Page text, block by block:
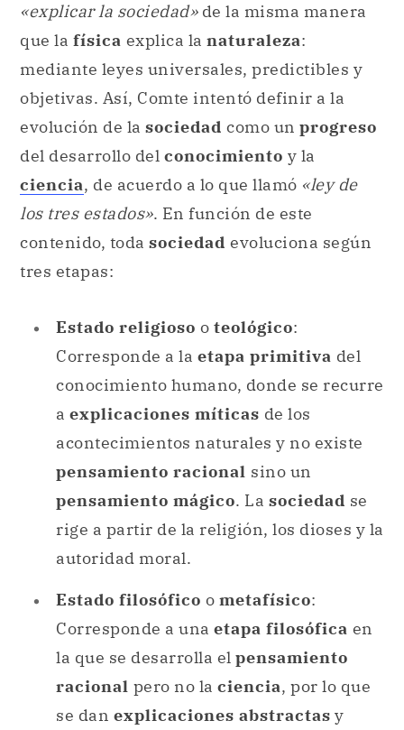
«explicar la sociedad»de la misma manera
que la física explica la naturaleza:
mediante leyes universales, predictibles y
objetivas. Así, Comte intentó definir a la
evolución de la sociedad como un progreso
del desarrollo del conocimiento y la
ciencia, de acuerdo a lo que llamó «ley de
los tres estados». En función de este
contenido, toda sociedad evoluciona según
tres etapas:
Estado religioso o teológico:
Corresponde a la etapa primitiva del
conocimiento humano, donde se recurre
a explicaciones míticas de los
acontecimientos naturales y no existe
pensamiento racional sino un
pensamiento mágico. La sociedad se
rige a partir de la religión, los dioses y la
autoridad moral.
Estado filosófico o metafísico:
Corresponde a una etapa filosófica en
la que se desarrolla el pensamiento
racional pero no la ciencia, por lo que
se dan explicaciones abstractas y